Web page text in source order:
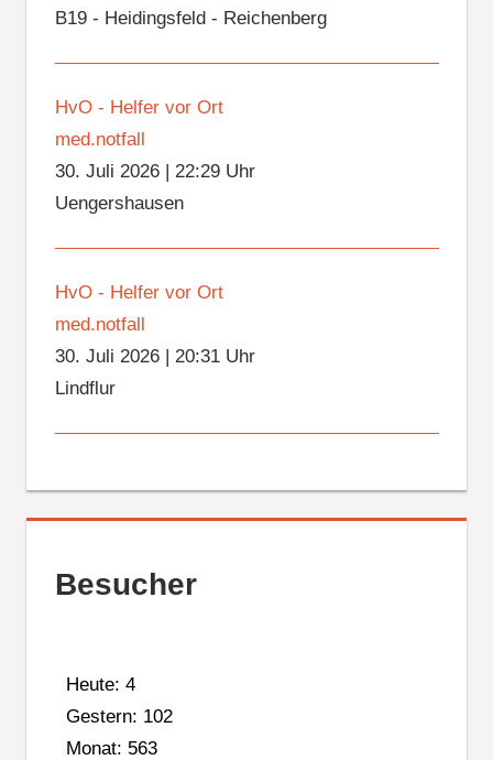
B19 - Heidingsfeld - Reichenberg
HvO - Helfer vor Ort
med.notfall
30. Juli 2026| 22:29 Uhr
Uengershausen
HvO - Helfer vor Ort
med.notfall
30. Juli 2026| 20:31 Uhr
Lindflur
Besucher
Heute: 4
Gestern: 102
Monat: 563